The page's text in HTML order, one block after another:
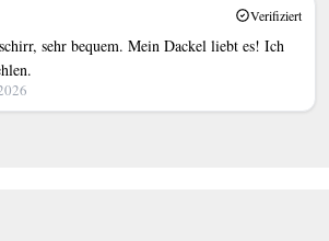
Verifiziert
sehr bequem. Mein Dackel liebt es! Ich